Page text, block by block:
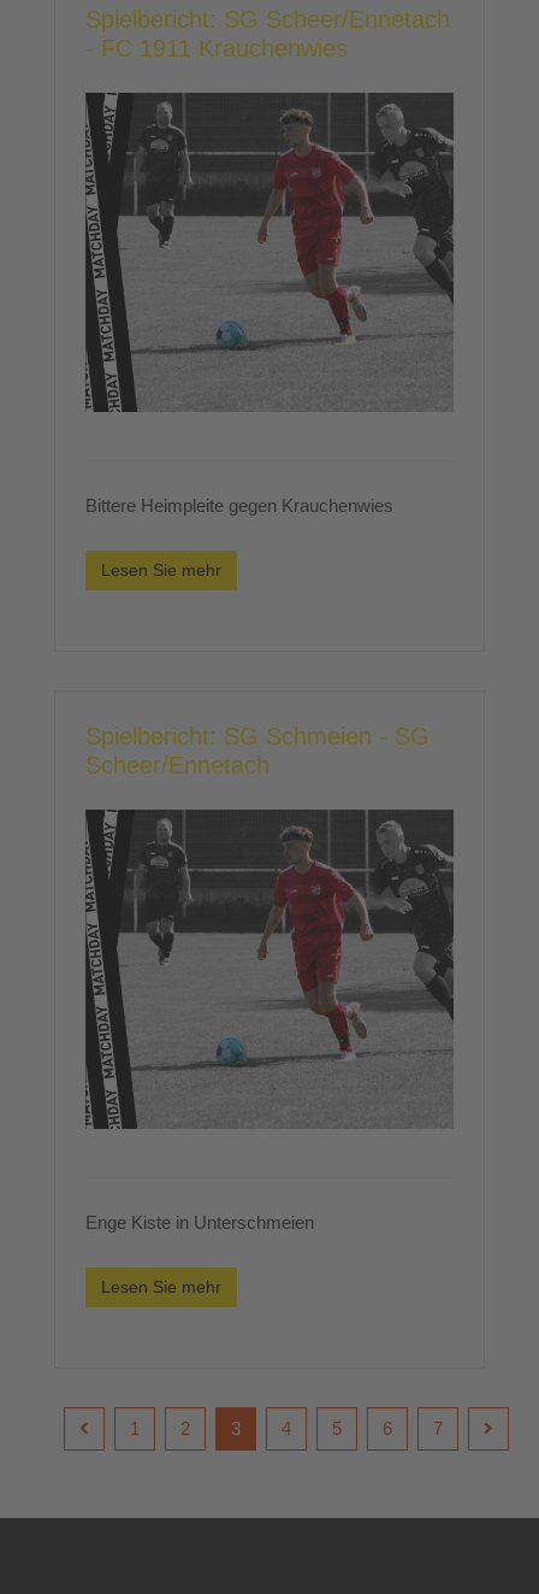
Spielbericht: SG Scheer/Ennetach
- FC 1911 Krauchenwies
Bittere Heimpleite gegen Krauchenwies
Lesen Sie mehr
Spielbericht: SG Schmeien - SG
Scheer/Ennetach
Enge Kiste in Unterschmeien
Lesen Sie mehr
1 2 3 4 5 6 7